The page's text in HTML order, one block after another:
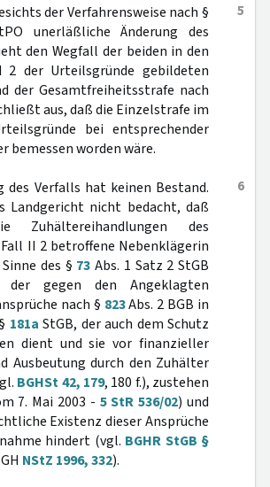
5
der Verfahrensweise nach §
unerläßliche Änderung des
den Wegfall der beiden in den
der Urteilsgründe gebildeten
der Gesamtfreiheitsstrafe nach
aus, daß die Einzelstrafe im
bei entsprechender
bemessen worden wäre.
6
des Verfalls hat keinen Bestand.
Landgericht nicht bedacht, daß
des
II 2 betroffene Nebenklägerin
des § 73 Abs. 1 Satz 2 StGB
der gegen den Angeklagten
nach § 823Abs. 2 BGB in
181a StGB, der auch dem Schutz
dient und sie vor finanzieller
Ausbeutung durch den Zuhälter
BGHSt 42, 179, 180 f.), zustehen
7. Mai 2003 - 5 StR 536/02) und
Existenz dieser Ansprüche
hindert (vgl. BGHR StGB §
NStZ 1996, 332).